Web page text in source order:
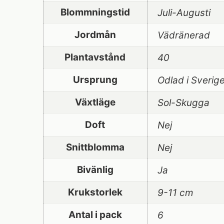
Blommningstid
Juli-Augusti
Jordmån
Vädränerad
Plantavstånd
40
Ursprung
Odlad i
Växtläge
Sol-Skugga
Doft
Nej
Snittblomma
Nej
Bivänlig
Ja
Krukstorlek
9-11 cm
Antal i pack
6